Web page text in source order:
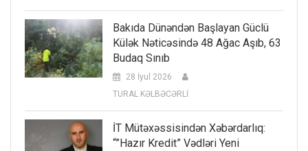
Bakıda Dünəndən Başlayan Güclü
Külək Nəticəsində 48 Ağac Aşıb, 63
Budaq Sınıb
28 İyul 2026
TURAL KƏLBƏCƏRLİ
İT Mütəxəssisindən Xəbərdarlıq:
“”Hazır Kredit” Vədləri Yeni